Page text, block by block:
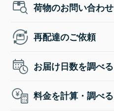
荷物のお問い合わせ
再配達のご依頼
お届け日数を調べる
料金を計算・調べる